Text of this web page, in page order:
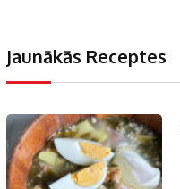
Jaunākās Receptes